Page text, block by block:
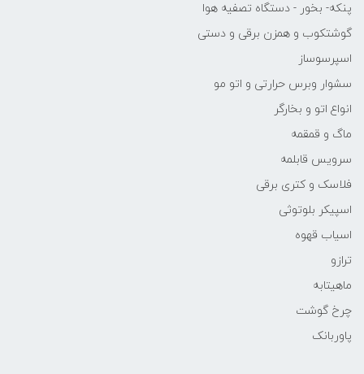
پنکه- بخور - دستگاه تصفیه هوا
گوشتکوب و همزن برقی و دستی
اسپرسوساز
سشوار وبرس حرارتی و اتو مو
انواع اتو و بخارگر
ماگ و قمقمه
سرویس قابلمه
فلاسک و کتری برقی
اسپیکر بلوتوثی
اسیاب قهوه
ترازو
ماهیتابه
چرخ گوشت
پاوربانک